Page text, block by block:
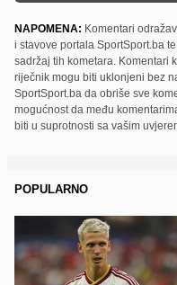
NAPOMENA: Komentari
i stavove portala SportSport.ba
sadržaj tih kometara. Komentari
riječnik mogu biti uklonjeni bez
SportSport.ba da obriše sve
mogućnost da među
biti u suprotnosti sa vašim
POPULARNO